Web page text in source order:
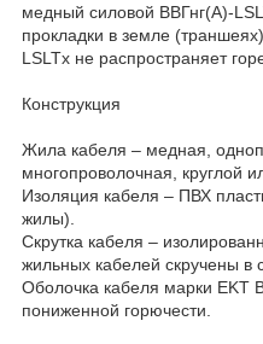
медный силовой ВВГнг(А)-
прокладки в земле
LSLTx не распространяет
Конструкция
Жила кабеля – медная,
многопроволочная, круглой
Изоляция кабеля – ПВХ
жилы).
Скрутка кабеля –
жильных кабелей скручены в
Оболочка кабеля марки EKT
пониженной горючести.